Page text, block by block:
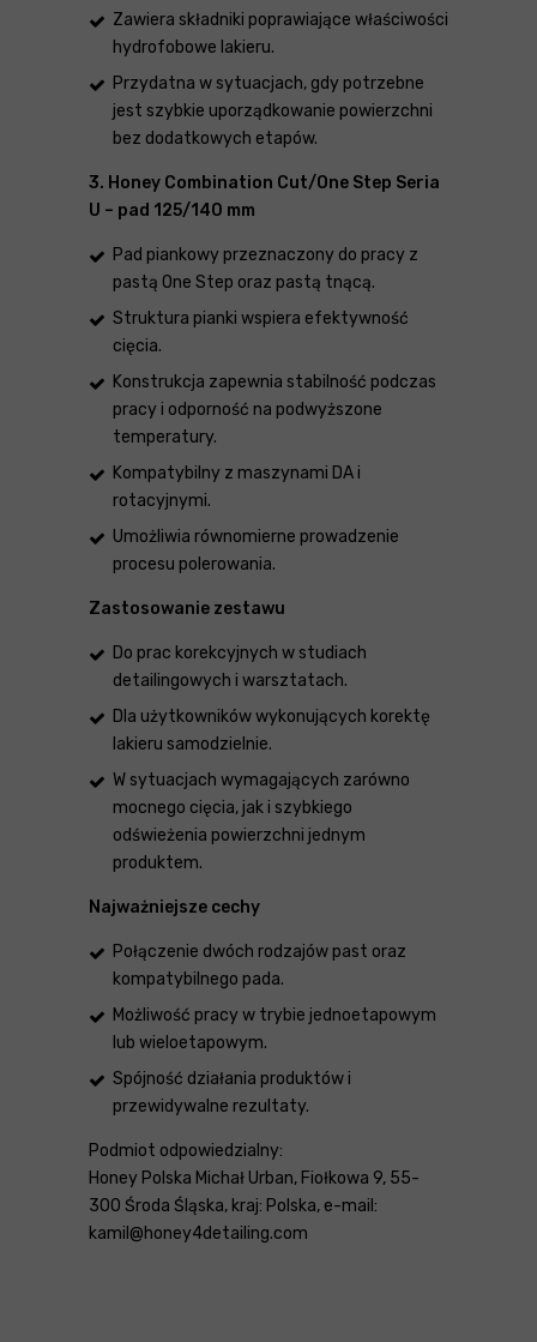
Zawiera składniki poprawiające właściwości
hydrofobowe lakieru.
Przydatna w sytuacjach, gdy potrzebne
jest szybkie uporządkowanie powierzchni
bez dodatkowych etapów.
3. Honey Combination Cut/One Step Seria
U – pad 125/140 mm
Pad piankowy przeznaczony do pracy z
pastą One Step oraz pastą tnącą.
Struktura pianki wspiera efektywność
cięcia.
Konstrukcja zapewnia stabilność podczas
pracy i odporność na podwyższone
temperatury.
Kompatybilny z maszynami DA i
rotacyjnymi.
Umożliwia równomierne prowadzenie
procesu polerowania.
Zastosowanie zestawu
Do prac korekcyjnych w studiach
detailingowych i warsztatach.
Dla użytkowników wykonujących korektę
lakieru samodzielnie.
W sytuacjach wymagających zarówno
mocnego cięcia, jak i szybkiego
odświeżenia powierzchni jednym
produktem.
Najważniejsze cechy
Połączenie dwóch rodzajów past oraz
kompatybilnego pada.
Możliwość pracy w trybie jednoetapowym
lub wieloetapowym.
Spójność działania produktów i
przewidywalne rezultaty.
Podmiot odpowiedzialny:
Honey Polska Michał Urban, Fiołkowa 9, 55-
300 Środa Śląska, kraj: Polska, e-mail:
kamil@honey4detailing.com